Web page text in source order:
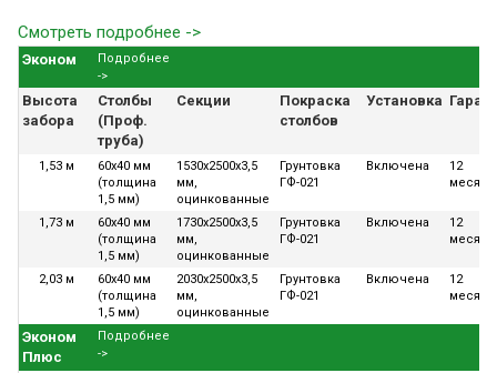
Смотреть подробнее ->
Эконом
Подробнее
->
Высота
забора
Столбы
(Проф.
труба)
Секции
Покраска
столбов
Установка
1,53 м
60х40 мм
(толщина
1,5 мм)
1530x2500x3,5
мм,
оцинкованные
Грунтовка
ГФ-021
Включена
12
1,73 м
60х40 мм
(толщина
1,5 мм)
1730x2500x3,5
мм,
оцинкованные
Грунтовка
ГФ-021
Включена
12
2,03 м
60х40 мм
(толщина
1,5 мм)
2030x2500x3,5
мм,
оцинкованные
Грунтовка
ГФ-021
Включена
12
Эконом
Плюс
Подробнее
->